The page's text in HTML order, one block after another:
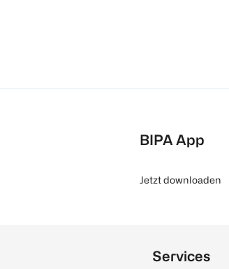
BIPA App
Jetzt downloaden
Services